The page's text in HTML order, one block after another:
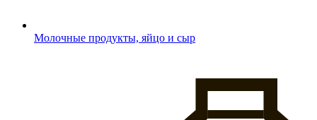
Молочные продукты, яйцо и сыр